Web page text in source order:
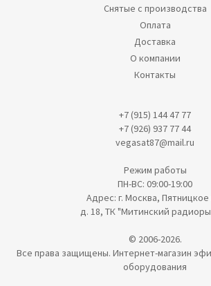
Снятые с производства
Оплата
Доставка
О компании
Контакты
+7 (915) 144 47 77
+7 (926) 937 77 44
vegasat87@mail.ru
Режим работы
ПН-ВС: 09:00-19:00
Адрес: г. Москва,
д. 18, ТК "Митинский
© 2006-2026.
Все права защищены. Интернет-магазин
оборудования